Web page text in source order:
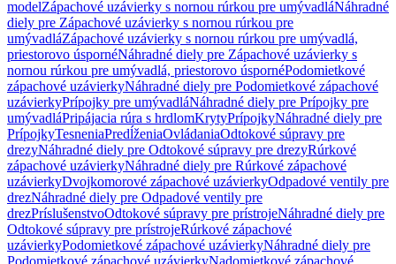
modelZápachové uzávierky s nornou rúrkou pre umývadláNáhradné
diely pre Zápachové uzávierky s nornou rúrkou pre
umývadláZápachové uzávierky s nornou rúrkou pre umývadlá,
priestorovo úspornéNáhradné diely pre Zápachové uzávierky s
nornou rúrkou pre umývadlá, priestorovo úspornéPodomietkové
zápachové uzávierkyNáhradné diely pre Podomietkové zápachové
uzávierkyPrípojky pre umývadláNáhradné diely pre Prípojky pre
umývadláPripájacia rúra s hrdlomKrytyPrípojkyNáhradné diely pre
PrípojkyTesneniaPredĺženiaOvládaniaOdtokové súpravy pre
drezyNáhradné diely pre Odtokové súpravy pre drezyRúrkové
zápachové uzávierkyNáhradné diely pre Rúrkové zápachové
uzávierkyDvojkomorové zápachové uzávierkyOdpadové ventily pre
drezNáhradné diely pre Odpadové ventily pre
drezPríslušenstvoOdtokové súpravy pre prístrojeNáhradné diely pre
Odtokové súpravy pre prístrojeRúrkové zápachové
uzávierkyPodomietkové zápachové uzávierkyNáhradné diely pre
Podomietkové zápachové uzávierkyNadomietkové zápachové